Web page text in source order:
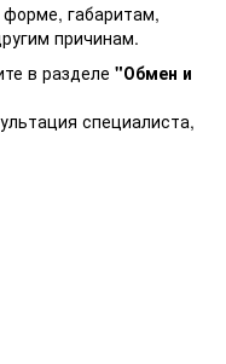
габаритам,
причинам.
в разделе "Обмен и
специалиста,